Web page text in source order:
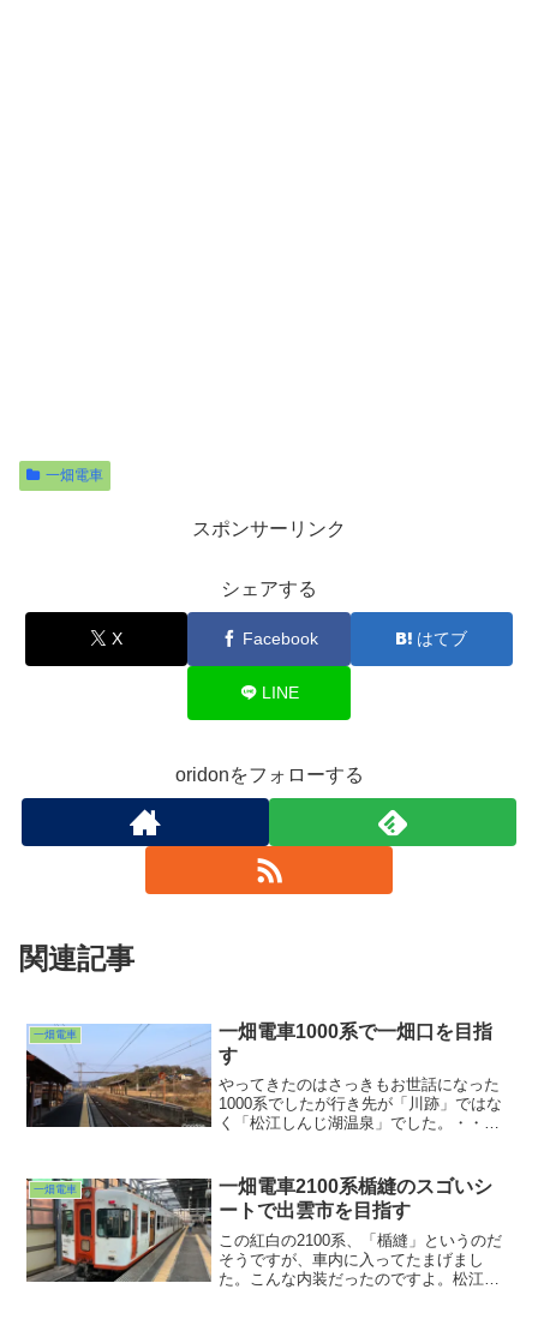
一畑電車
スポンサーリンク
シェアする
X Facebook はてブ
LINE
oridonをフォローする
関連記事
一畑電車
一畑電車1000系で一畑口を目指
す
やってきたのはさっきもお世話になった
1000系でしたが行き先が「川跡」ではな
く「松江しんじ湖温泉」でした。・・・
か。というわけで川跡をスルーして進み
ます。
一畑電車
一畑電車2100系楯縫のスゴいシ
ートで出雲市を目指す
この紅白の2100系、「楯縫」というのだ
そうですが、車内に入ってたまげまし
た。こんな内装だったのですよ。松江し